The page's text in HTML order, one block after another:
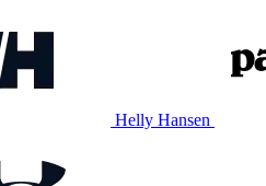
Helly Hansen